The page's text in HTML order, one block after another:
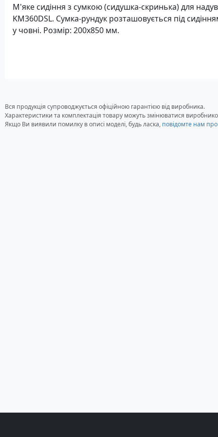
М'яке сидіння з сумкою (сидушка-скринька) для
KM360DSL. Сумка-рундук розташовується під
у човні. Розмір: 200х850 мм.
Вся продукція супроводжується офіційною гарантією від виробника.
Характеристики та комплектація товару можуть змінюватися
Якщо Ви виявили помилку в описі моделі, будь ласка, повідомте нам